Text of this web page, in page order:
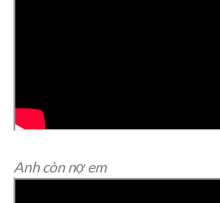
Anh còn nợ em